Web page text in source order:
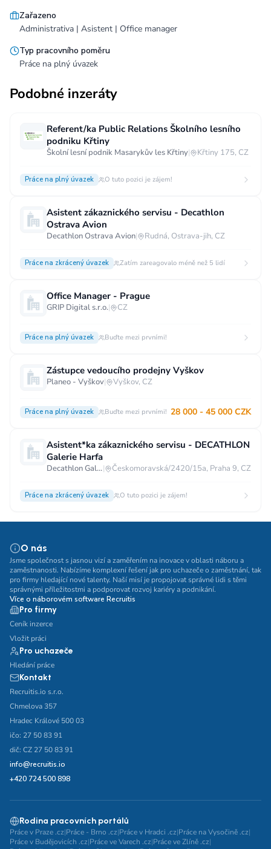
Zařazeno
Administrativa | Asistent | Office manager
Typ pracovního poměru
Práce na plný úvazek
Podobné inzeráty
Referent/ka Public Relations Školního lesního
podniku Křtiny
Školní lesní podnik Masarykův les Křtiny| Křtiny 175, CZ
Práce na plný úvazek O tuto pozici je zájem!
Asistent zákaznického servisu - Decathlon
Ostrava Avion
Decathlon Ostrava Avion| Rudná, Ostrava-jih, CZ
Práce na zkrácený úvazek Zatím zareagovalo méně než 5 lidí
Office Manager - Prague
GRIP Digital s.r.o.| CZ
Práce na plný úvazek Buďte mezi prvními!
Zástupce vedoucího prodejny Vyškov
Planeo - Vyškov| Vyškov, CZ
Práce na plný úvazek Buďte mezi prvními! 28 000 - 45 000 CZK
Asistent*ka zákaznického servisu - DECATHLON
Galerie Harfa
Decathlon Galerie Harfa| Českomoravská/2420/15a, Praha 9, CZ
Práce na zkrácený úvazek O tuto pozici je zájem!
O nás
Jsme společnost s jasnou vizí a zaměřením na inovace v oblasti náboru a
zaměstnanosti. Nabízíme komplexní řešení jak pro uchazeče o zaměstnání, tak
pro firmy hledající nové talenty. Naší misí je propojovat správné lidi s těmi
správnými příležitostmi a podporovat rozvoj kariéry a podnikání.
Více o náborovém software Recruitis
Pro firmy
Ceník inzerce
Vložit práci
Pro uchazeče
Hledání práce
Kontakt
Recruitis.io s.r.o.
Chmelova 357
Hradec Králové 500 03
ičo: 27 50 83 91
dič: CZ 27 50 83 91
info@recruitis.io
+420 724 500 898
Rodina pracovních portálů
Práce v Praze .cz|Práce - Brno .cz|Práce v Hradci .cz|Práce na Vysočině .cz|
Práce v Budějovicích .cz|Práce ve Varech .cz|Práce ve Zlíně .cz|